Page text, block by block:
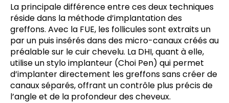
La principale différence entre ces deux techniques
réside dans la méthode d’implantation des
greffons. Avec la FUE, les follicules sont extraits un
par un puis insérés dans des micro-canaux créés au
préalable sur le cuir chevelu. La DHI, quant à elle,
utilise un stylo implanteur (Choi Pen) qui permet
d’implanter directement les greffons sans créer de
canaux séparés, offrant un contrôle plus précis de
l’angle et de la profondeur des cheveux.